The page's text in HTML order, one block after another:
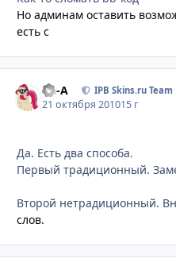
Но админам оставить
есть с
Ph-A IPB Skins.ru Team
21 октября 201015 г
Да. Есть два способа.
Первый традиционный.
Второй нетрадиционный.
слов.